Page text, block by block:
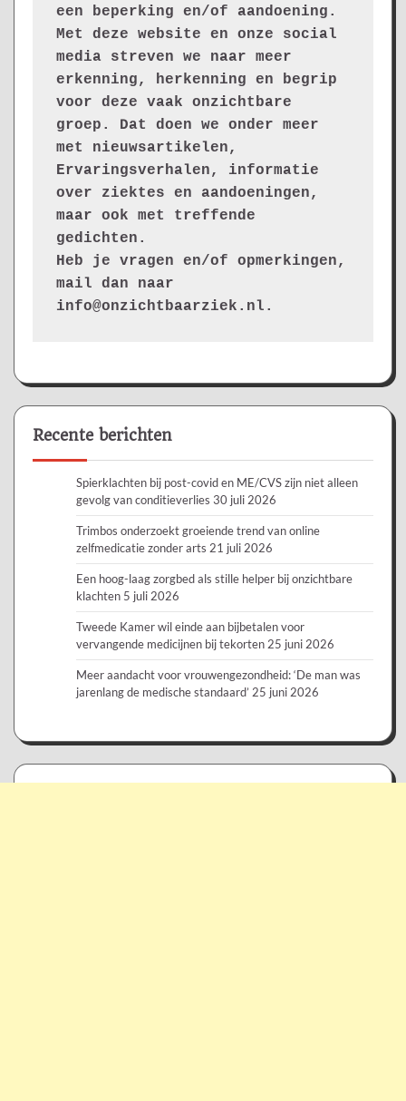
een beperking en/of aandoening.
Met deze website en onze social
media streven we naar meer
erkenning, herkenning en begrip
voor deze vaak onzichtbare
groep. Dat doen we onder meer
met nieuwsartikelen,
Ervaringsverhalen, informatie
over ziektes en aandoeningen,
maar ook met treffende
gedichten.
Heb je vragen en/of opmerkingen,
mail dan naar
info@onzichtbaarziek.nl.
Recente berichten
Spierklachten bij post-covid en ME/CVS zijn niet alleen
gevolg van conditieverlies 30 juli 2026
Trimbos onderzoekt groeiende trend van online
zelfmedicatie zonder arts 21 juli 2026
Een hoog-laag zorgbed als stille helper bij onzichtbare
klachten 5 juli 2026
Tweede Kamer wil einde aan bijbetalen voor
vervangende medicijnen bij tekorten 25 juni 2026
Meer aandacht voor vrouwengezondheid: ‘De man was
jarenlang de medische standaard’ 25 juni 2026